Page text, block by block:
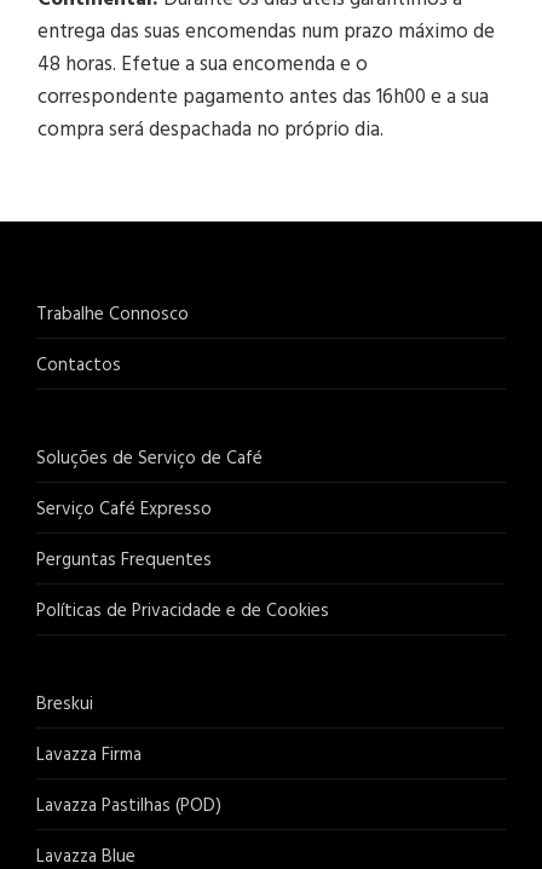
entrega das suas encomendas num prazo máximo de
48 horas. Efetue a sua encomenda e o
correspondente pagamento antes das 16h00 e a sua
compra será despachada no próprio dia.
Trabalhe Connosco
Contactos
Soluções de Serviço de Café
Serviço Café Expresso
Perguntas Frequentes
Políticas de Privacidade e de Cookies
Breskui
Lavazza Firma
Lavazza Pastilhas (POD)
Lavazza Blue